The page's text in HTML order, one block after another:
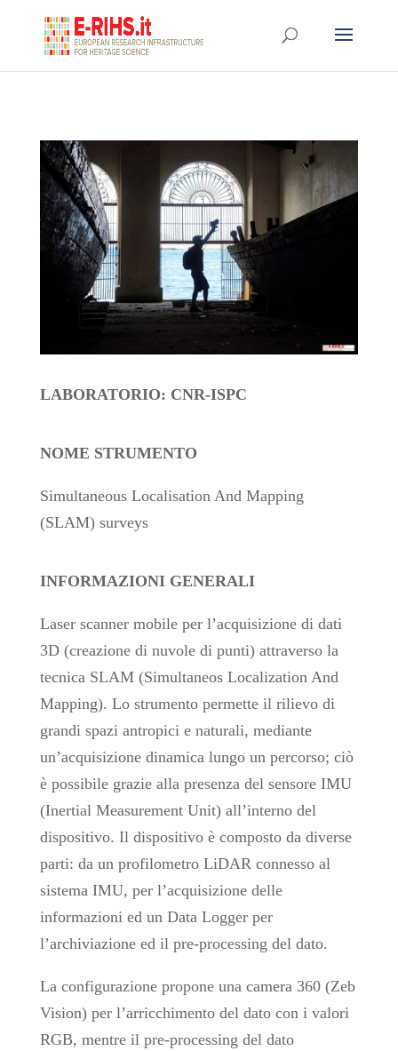
LABORATORIO: CNR-ISPC
NOME STRUMENTO
Simultaneous Localisation And Mapping
(SLAM) surveys
INFORMAZIONI GENERALI
Laser scanner mobile per l’acquisizione di dati
3D (creazione di nuvole di punti) attraverso la
tecnica SLAM (Simultaneos Localization And
Mapping). Lo strumento permette il rilievo di
grandi spazi antropici e naturali, mediante
un’acquisizione dinamica lungo un percorso; ciò
è possibile grazie alla presenza del sensore IMU
(Inertial Measurement Unit) all’interno del
dispositivo. Il dispositivo è composto da diverse
parti: da un profilometro LiDAR connesso al
sistema IMU, per l’acquisizione delle
informazioni ed un Data Logger per
l’archiviazione ed il pre-processing del dato.
La configurazione propone una camera 360 (Zeb
Vision) per l’arricchimento del dato con i valori
RGB, mentre il pre-processing del dato